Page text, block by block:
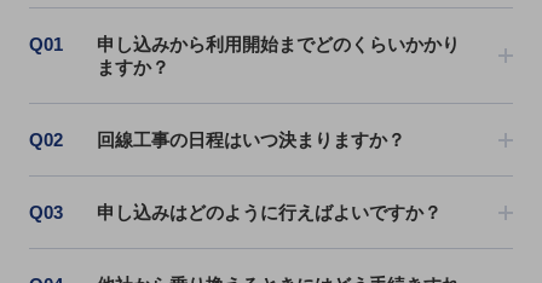
セキュリティ対策
遠隔監視
顧客体験（CX）改善
Q01
申し込みから利用開始までどのくらいかかり
ますか？
Q02 回線工事の日程はいつ決まりますか？
Q03 申し込みはどのように行えばよいですか？